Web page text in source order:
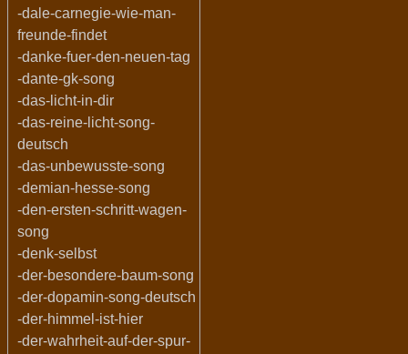
-dale-carnegie-wie-man-
freunde-findet
-danke-fuer-den-neuen-tag
-dante-gk-song
-das-licht-in-dir
-das-reine-licht-song-
deutsch
-das-unbewusste-song
-demian-hesse-song
-den-ersten-schritt-wagen-
song
-denk-selbst
-der-besondere-baum-song
-der-dopamin-song-deutsch
-der-himmel-ist-hier
-der-wahrheit-auf-der-spur-